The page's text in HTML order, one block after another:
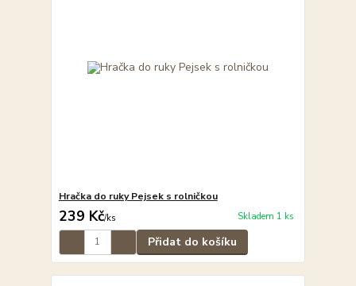
Hračka do ruky Pejsek s rolničkou
239 Kč/ks Skladem 1 ks
Přidat do košíku